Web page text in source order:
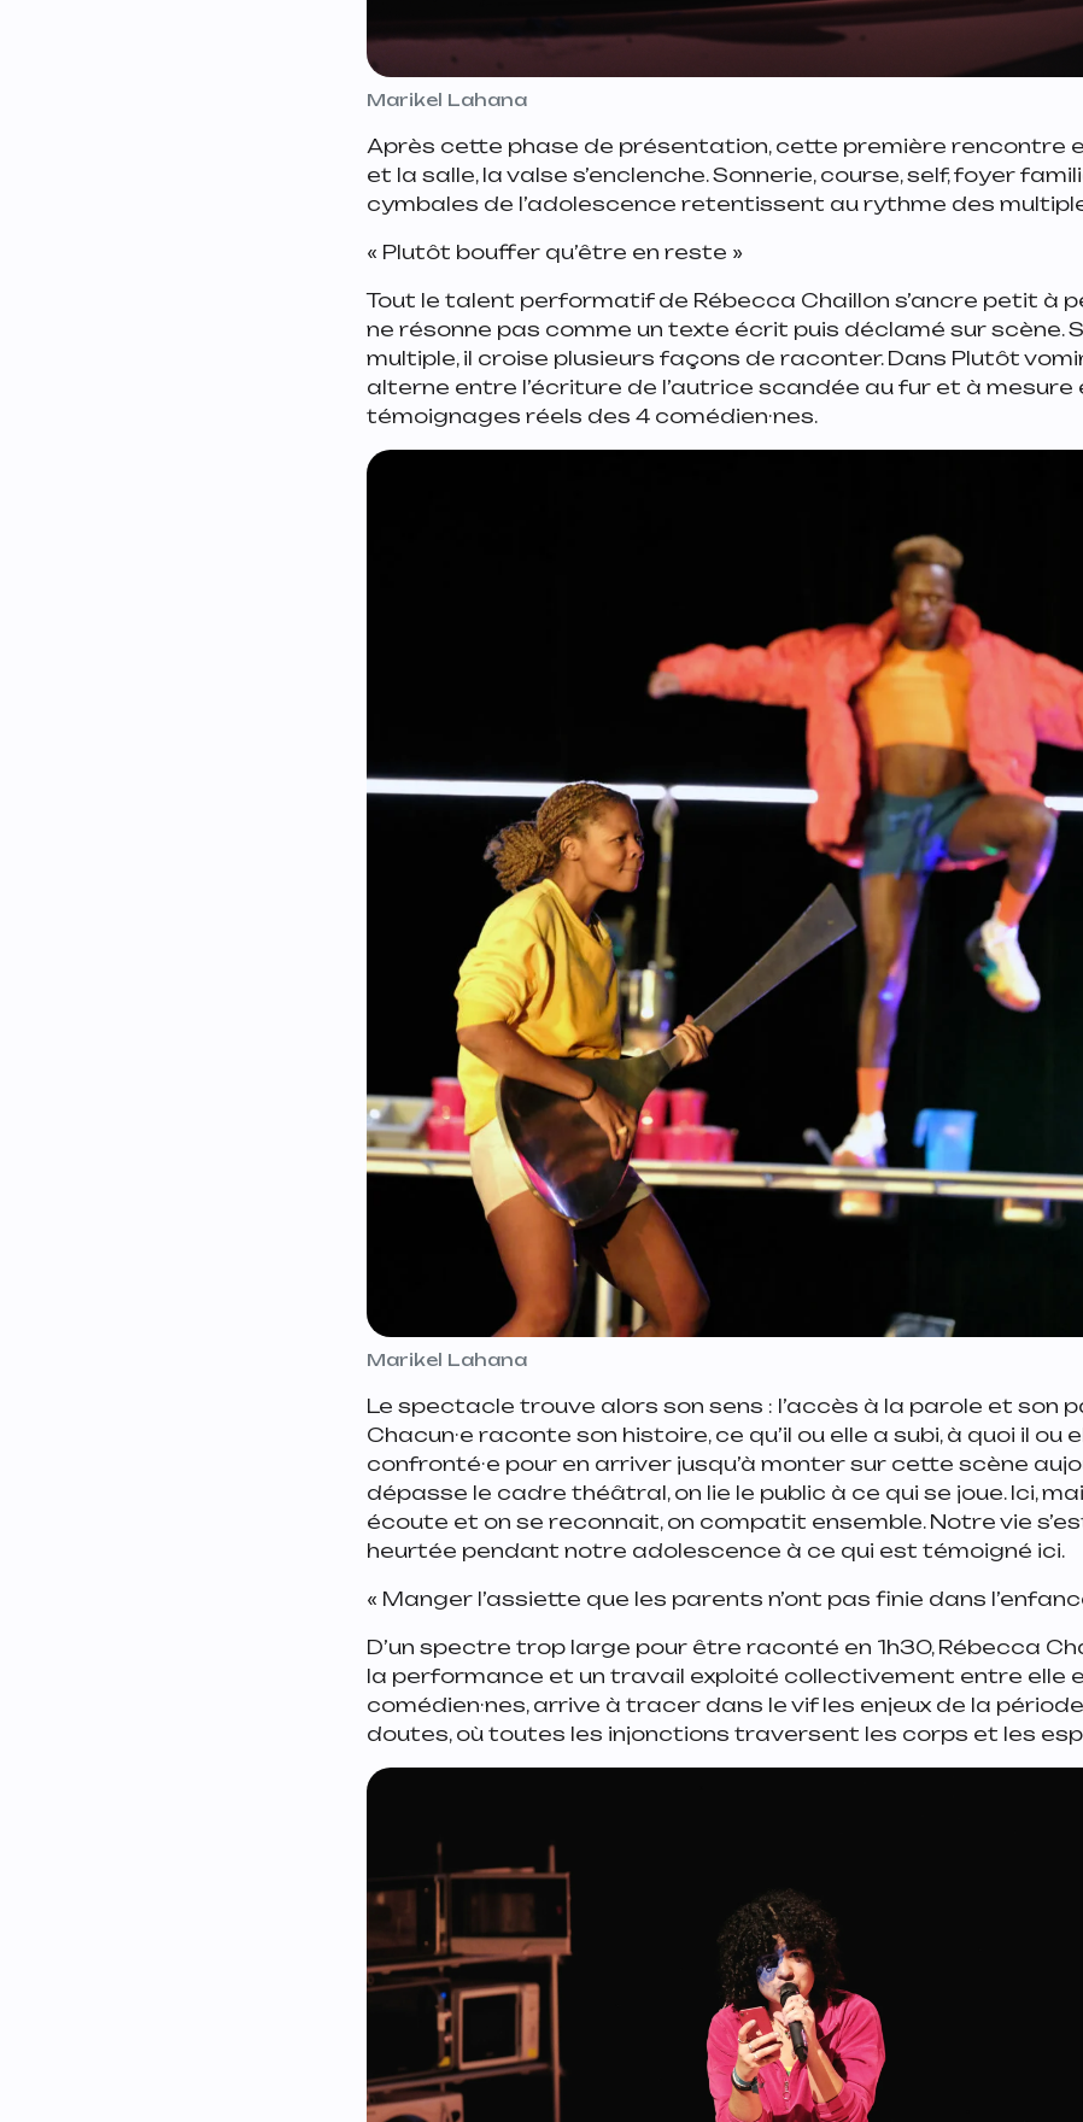
Marikel Lahana
Après cette phase de présentation, cette première rencontre
et la salle, la valse s’enclenche. Sonnerie, course, self, foyer
cymbales de l’adolescence retentissent au rythme des
« Plutôt bouffer qu’être en reste »
Tout le talent performatif de Rébecca Chaillon s’ancre petit à
ne résonne pas comme un texte écrit puis déclamé sur scène.
multiple, il croise plusieurs façons de raconter. Dans Plutôt
alterne entre l’écriture de l’autrice scandée au fur et à mesure
témoignages réels des 4 comédien·nes.
Marikel Lahana
Le spectacle trouve alors son sens : l’accès à la parole et son
Chacun·e raconte son histoire, ce qu’il ou elle a subi, à quoi il ou
confronté·e pour en arriver jusqu’à monter sur cette scène
dépasse le cadre théâtral, on lie le public à ce qui se joue. Ici,
écoute et on se reconnait, on compatit ensemble. Notre vie
heurtée pendant notre adolescence à ce qui est témoigné ici.
« Manger l’assiette que les parents n’ont pas finie dans
D’un spectre trop large pour être raconté en 1h30, Rébecca
la performance et un travail exploité collectivement entre elle
comédien·nes, arrive à tracer dans le vif les enjeux de la
doutes, où toutes les injonctions traversent les corps et les